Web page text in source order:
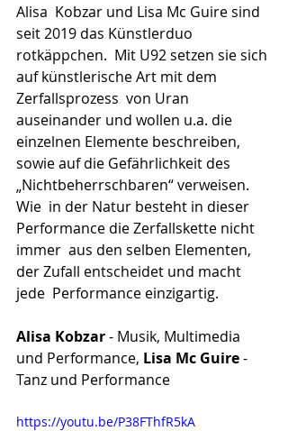
Alisa  Kobzar und Lisa Mc Guire sind
seit 2019 das Künstlerduo
rotkäppchen.  Mit U92 setzen sie sich
auf künstlerische Art mit dem
Zerfallsprozess  von Uran
auseinander und wollen u.a. die
einzelnen Elemente beschreiben,
sowie auf die Gefährlichkeit des
„Nichtbeherrschbaren“ verweisen.
Wie  in der Natur besteht in dieser
Performance die Zerfallskette nicht
immer  aus den selben Elementen,
der Zufall entscheidet und macht
jede  Performance einzigartig.
Alisa Kobzar - Musik, Multimedia
und Performance, Lisa Mc Guire -
Tanz und Performance
https://youtu.be/P38FThfR5kA